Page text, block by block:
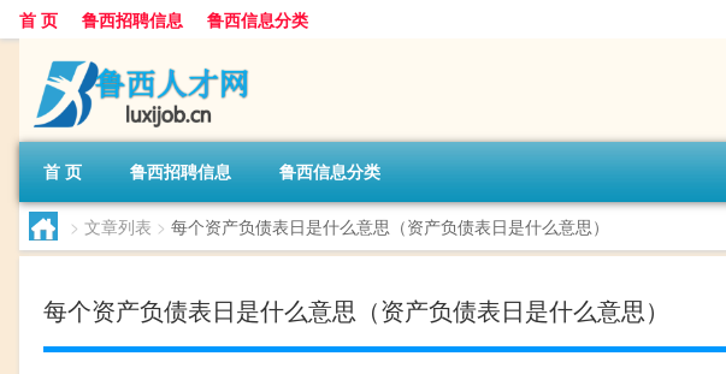
首 页 鲁西招聘信息 鲁西信息分类
首 页 鲁西招聘信息 鲁西信息分类
> 文章列表 > 每个资产负债表日是什么意思（资产负债表日是什么意思）
每个资产负债表日是什么意思（资产负债表日是什么意思）